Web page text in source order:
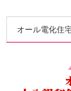
オール電化住